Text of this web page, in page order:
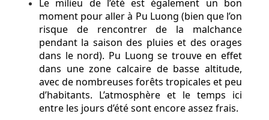
Le milieu de l’été est également un bon
moment pour aller à Pu Luong (bien que l’on
risque de rencontrer de la malchance
pendant la saison des pluies et des orages
dans le nord). Pu Luong se trouve en effet
dans une zone calcaire de basse altitude,
avec de nombreuses forêts tropicales et peu
d’habitants. L’atmosphère et le temps ici
entre les jours d’été sont encore assez frais.